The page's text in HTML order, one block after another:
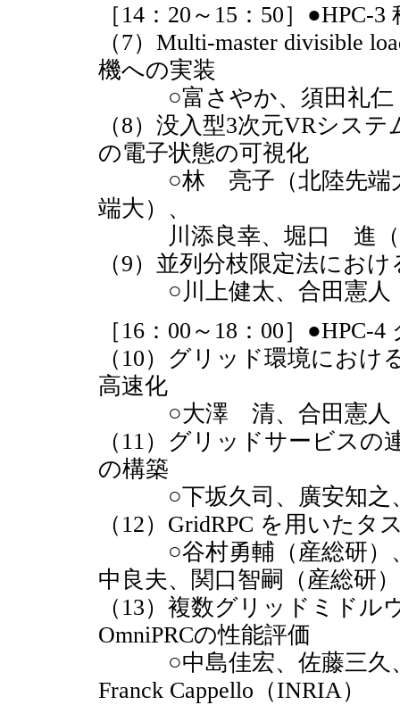
［14：20～15：50］●HPC-
（7）Multi-master divisible
機への実装
○富さやか、須田礼仁
（8）没入型3次元VRシス
の電子状態の可視化
○林 亮子（北陸先端大
端大）、
川添良幸、堀口 進（
（9）並列分枝限定法にお
○川上健太、合田憲人
［16：00～18：00］●HPC-
（10）グリッド環境にお
高速化
○大澤 清、合田憲人（
（11）グリッドサービス
の構築
○下坂久司、廣安知之、
（12）GridRPC を用いた
○谷村勇輔（産総研）、
中良夫、関口智嗣（産総研）
（13）複数グリッドミド
OmniPRCの性能評価
○中島佳宏、佐藤三久、
Franck Cappello（INRIA）